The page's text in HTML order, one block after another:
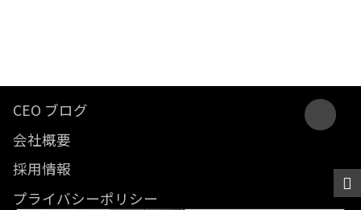
CEO ブログ
会社概要
採用情報
プライバシーポリシー